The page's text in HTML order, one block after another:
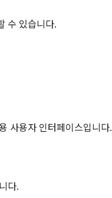
수 있습니다.
사용자 인터페이스입니다.
다.